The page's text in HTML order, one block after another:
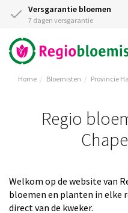
Versgarantie bloemen
7 dagen versgarantie
Home Bloemisten Provincie
Regio
Welkom op de website van
bloemen en planten in elke
direct van de kweker.